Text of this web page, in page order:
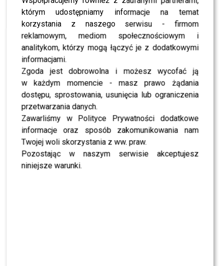
którym udostępniamy informacje na temat
korzystania z naszego serwisu - firmom
reklamowym, mediom społecznościowym i
analitykom, którzy mogą łączyć je z dodatkowymi
informacjami.
Zgoda jest dobrowolna i możesz wycofać ją
w każdym momencie - masz prawo żądania
dostępu, sprostowania, usunięcia lub ograniczenia
przetwarzania danych.
Zawarliśmy w Polityce Prywatności dodatkowe
informacje oraz sposób zakomunikowania nam
Twojej woli skorzystania z ww. praw.
Pozostając w naszym serwisie akceptujesz
niniejsze warunki.
O super! A to będzie serial
czy spektakl?; Czekamy na
kolejną Pani rolę; Liczę na
komediowy serial, brakuje
Pani w tych klimatach;
Fajnie jakby to było coś
nowego, ale komediowego,
Pani Joanna jest świetna w
komedii – to tylko część
wpisów, które zalały profil